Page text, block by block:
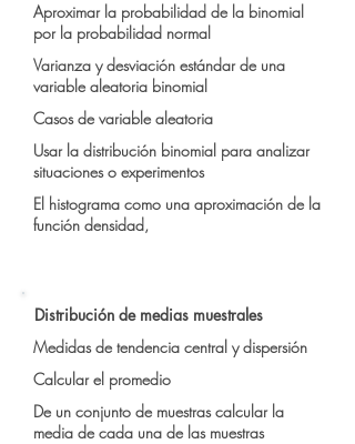
Aproximar la probabilidad de la binomial
por la probabilidad normal
Varianza y desviación estándar de una
variable aleatoria binomial
Casos de variable aleatoria
Usar la distribución binomial para analizar
situaciones o experimentos
El histograma como una aproximación de la
función densidad,
Distribución de medias muestrales
Medidas de tendencia central y dispersión
Calcular el promedio
De un conjunto de muestras calcular la
media de cada una de las muestras